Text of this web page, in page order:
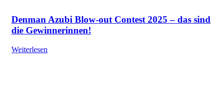
Denman Azubi Blow-out Contest 2025 – das sind
die Gewinnerinnen!
Weiterlesen